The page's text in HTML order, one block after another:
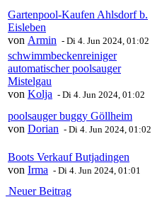
Gartenpool-Kaufen Ahlsdorf b.
Eisleben
von Armin - Di 4. Jun 2024, 01:02
schwimmbeckenreiniger
automatischer poolsauger
Mistelgau
von Kolja - Di 4. Jun 2024, 01:02
poolsauger buggy Göllheim
von Dorian - Di 4. Jun 2024, 01:02
Boots Verkauf Butjadingen
von Irma - Di 4. Jun 2024, 01:01
Neuer Beitrag